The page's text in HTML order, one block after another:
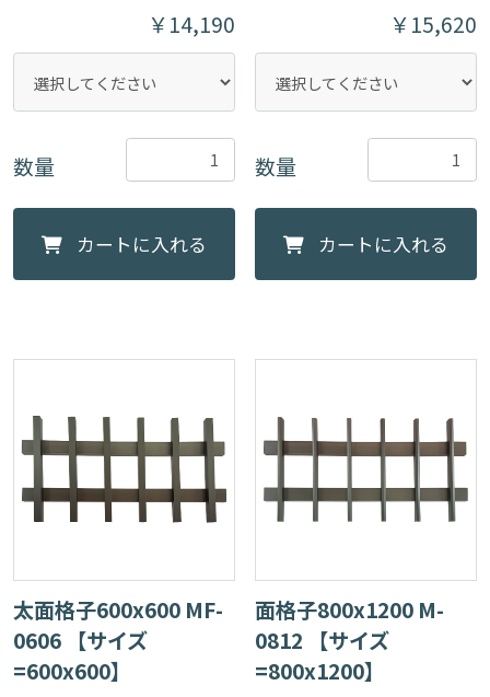
￥14,190
数量
カートに入れる
￥15,620
数量
カートに入れる
太面格子600x600 MF-
0606 【サイズ
=600x600】
面格子800x1200 M-
0812 【サイズ
=800x1200】